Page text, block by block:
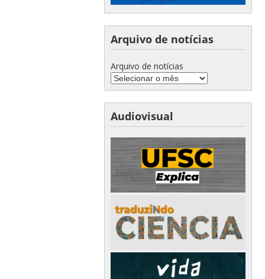
Arquivo de notícias
Arquivo de notícias
Audiovisual